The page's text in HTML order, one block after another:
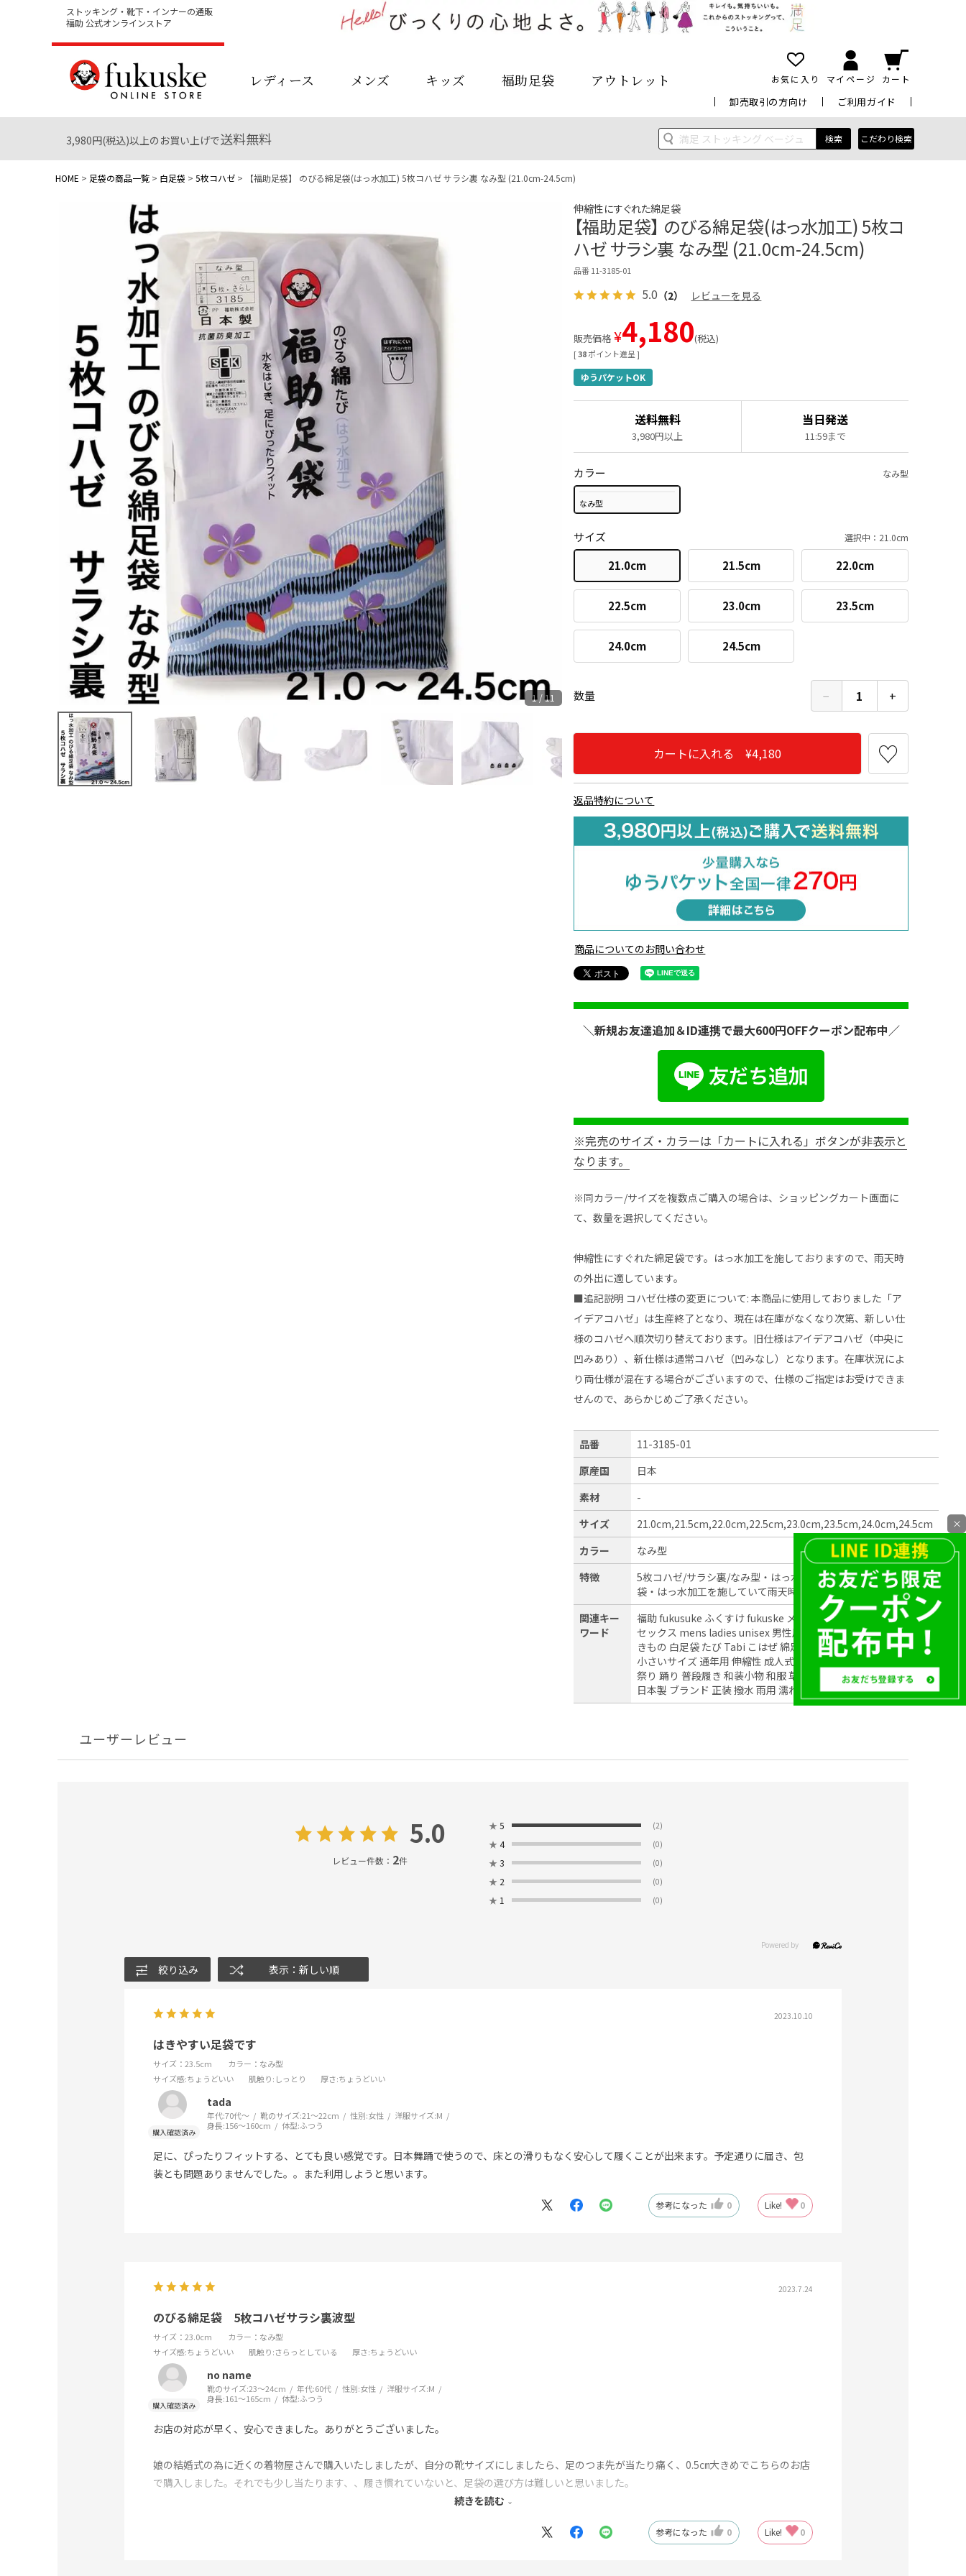
ストッキング・靴下・インナーの通販
福助 公式オンラインストア
レディース メンズ キッズ 福助足袋 アウトレット お気に入り マイページ カート
卸売取引の方向け ご利用ガイド
3,980円(税込)以上のお買い上げで送料無料 検索 こだわり検索
HOME 足袋の商品一覧 白足袋 5枚コハゼ 【福助足袋】 のびる綿足袋(はっ水加工) 5枚コハゼ サラシ裏 なみ型 (21.0cm-24.5cm)
1 / 11
伸縮性にすぐれた綿足袋
【福助足袋】 のびる綿足袋(はっ水加工) 5枚コ
ハゼ サラシ裏 なみ型 (21.0cm-24.5cm)
品番 11-3185-01
5.0 （2） レビューを見る
[38ポイント進呈 ]
販売価格 ¥4,180 税込
ゆうパケットOK
送料無料
3,980円以上
当日発送
11:59まで
カラー なみ型
なみ型
サイズ 選択中：21.0cm
21.0cm 21.5cm 22.0cm
22.5cm 23.0cm 23.5cm
24.0cm 24.5cm
数量 − 1 +
カートに入れる ¥4,180
返品特約について
商品についてのお問い合わせ
＼新規お友達追加＆ID連携で最大600円OFFクーポン配布中／
※完売のサイズ・カラーは「カートに入れる」ボタンが非表示と
なります。
※同カラー/サイズを複数点ご購入の場合は、ショッピングカート画面に
て、数量を選択してください。
伸縮性にすぐれた綿足袋です。はっ水加工を施しておりますので、雨天時
の外出に適しています。
■追記説明 コハゼ仕様の変更について: 本商品に使用しておりました「ア
イデアコハゼ」は生産終了となり、現在は在庫がなくなり次第、新しい仕
様のコハゼへ順次切り替えております。旧仕様はアイデアコハゼ（中央に
凹みあり）、新仕様は通常コハゼ（凹みなし）となります。在庫状況によ
り両仕様が混在する場合がございますので、仕様のご指定はお受けできま
せんので、あらかじめご了承ください。
品番
11-3185-01
原産国
日本
素材
-
サイズ
21.0cm,21.5cm,22.0cm,22.5cm,23.0cm,23.5cm,24.0cm,24.5cm
カラー
なみ型
特徴
5枚コハゼ/サラシ裏/なみ型・はっ水加工・伸縮性に優れた綿足
袋・はっ水加工を施していて雨天時の外出に適している
関連キー
ワード
福助 fukusuke ふくすけ fukuske メンズ足袋 レディース足袋 ユニ
セックス mens ladies unisex 男性用 女性用 紳士足袋 婦人足袋 男
きもの 白足袋 たび Tabi こはぜ 綿足袋 丈夫 サイズ 大きいサイズ
小さいサイズ 通年用 伸縮性 成人式 結婚式 着物 袴 茶道 弓道 神事
祭り 踊り 普段履き 和装小物 和服 草履 雪駄 下駄 浴衣 フォーマル
日本製 ブランド 正装 撥水 雨用 濡れにくい
ユーザーレビュー
5.0
レビュー件数： 2件
★ 5 (2)
★ 4 (0)
★ 3 (0)
★ 2 (0)
★ 1 (0)
絞り込み 表示：新しい順
2023.10.10
はきやすい足袋です
サイズ：23.5cm
カラー：なみ型
サイズ感:ちょうどいい 肌触り:しっとり 厚さ:ちょうどいい
tada
年代:70代～ 靴のサイズ:21～22cm 性別:女性 洋服サイズ:M
身長:156～160cm 体型:ふつう
足に、ぴったりフィットする、とても良い感覚です。日本舞踊で使うので、床との滑りもなく安心して履くことが出来ます。予定通りに届き、包
装とも問題ありませんでした。。また利用しようと思います。
参考になった 0 Like! 0
2023.7.24
のびる綿足袋 5枚コハゼサラシ裏波型
サイズ：23.0cm
カラー：なみ型
サイズ感:ちょうどいい 肌触り:さらっとしている 厚さ:ちょうどいい
no name
靴のサイズ:23～24cm 年代:60代 性別:女性 洋服サイズ:M
身長:161～165cm 体型:ふつう
お店の対応が早く、安心できました。ありがとうございました。
娘の結婚式の為に近くの着物屋さんで購入いたしましたが、自分の靴サイズにしましたら、足のつま先が当たり痛く、0.5㎝大きめでこちらのお店
で購入しました。それでも少し当たります、、履き慣れていないと、足袋の選び方は難しいと思いました。
続きを読む
参考になった 0 Like! 0
×